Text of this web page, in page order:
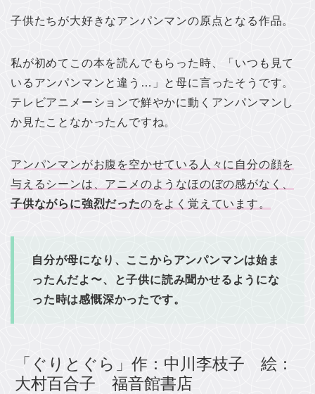
子供たちが大好きなアンパンマンの原点となる作品。
私が初めてこの本を読んでもらった時、「いつも見て
いるアンパンマンと違う…」と母に言ったそうです。
テレビアニメーションで鮮やかに動くアンパンマンし
か見たことなかったんですね。
アンパンマンがお腹を空かせている人々に自分の顔を
与えるシーンは、アニメのようなほのぼの感がなく、
子供ながらに強烈だったのをよく覚えています。
自分が母になり、ここからアンパンマンは始ま
ったんだよ〜、と子供に読み聞かせるようにな
った時は感慨深かったです。
「ぐりとぐら」作：中川李枝子 絵：
大村百合子 福音館書店